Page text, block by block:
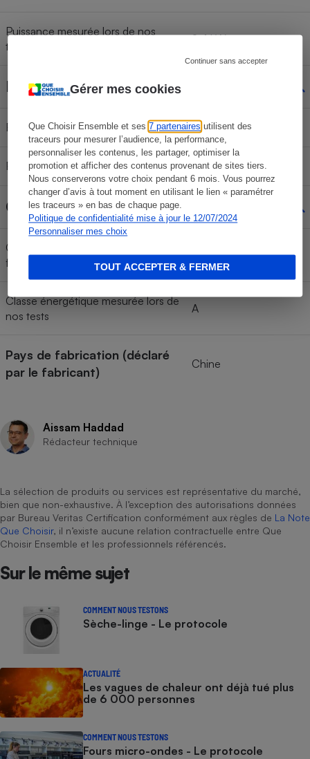
Gérer mes cookies
Que Choisir Ensemble et ses7 partenaires utilisent des
traceurs pour mesurer l’audience, la performance,
personnaliser les contenus, les partager, optimiser la
promotion et afficher des contenus provenant de sites tiers.
Nous conserverons votre choix pendant 6 mois. Vous pourrez
changer d’avis à tout moment en utilisant le lien « paramétrer
les traceurs » en bas de chaque page.
Politique de confidentialité mise à jour le 12/07/2024
Personnaliser mes choix
Continuer sans accepter
TOUT ACCEPTER & FERMER
Puissance mesurée lors de nos
tests
2,4 kW
Flux d'air dirigé
Fonction swing auto Non
Réglage manuel Non
Classe énergétique
Classe énergétique déclarée par le
fabricant
A
Classe énergétique mesurée lors de
nos tests
A
Pays de fabrication (déclaré
par le fabricant)
Chine
Aissam Haddad
Rédacteur technique
La sélection de produits ou services est représentative du marché,
bien que non-exhaustive. À l’exception des autorisations données
par Bureau Veritas Certification conformément aux règles de La Note
Que Choisir, il n’existe aucune relation contractuelle entre Que
Choisir Ensemble et les professionnels référencés.
Sur le même sujet
COMMENT NOUS TESTONS
Sèche-linge - Le protocole
ACTUALITÉ
Les vagues de chaleur ont déjà tué plus
de 6 000 personnes
COMMENT NOUS TESTONS
Fours micro-ondes - Le protocole